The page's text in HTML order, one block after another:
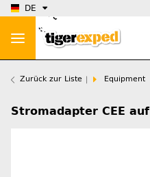
DE
Zurück zur Liste Equipment
Stromadapter CEE